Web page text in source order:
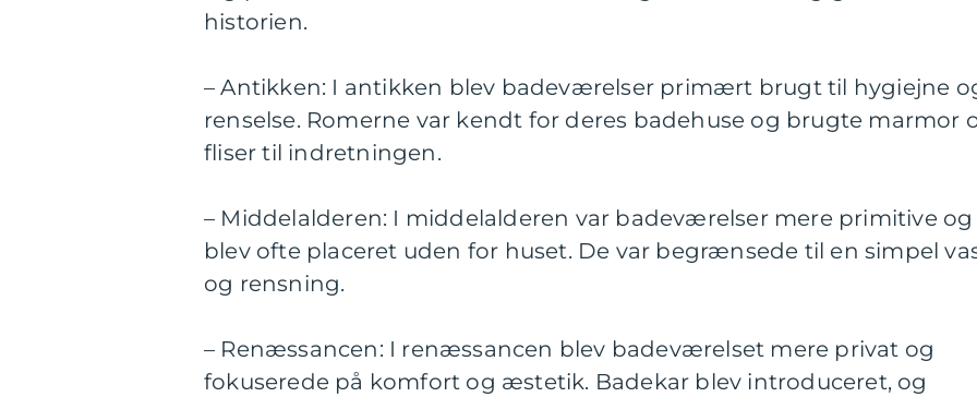
historien.
– Antikken: I antikken blev badeværelser primært brugt til hygiejne
renselse. Romerne var kendt for deres badehuse og brugte marmor
fliser til indretningen.
– Middelalderen: I middelalderen var badeværelser mere primitive og
blev ofte placeret uden for huset. De var begrænsede til en simpel
og rensning.
– Renæssancen: I renæssancen blev badeværelset mere privat og
fokuserede på komfort og æstetik. Badekar blev introduceret, og